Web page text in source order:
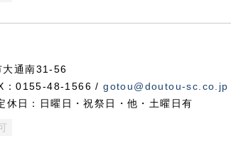
通南31-56
：0155-48-1566 /gotou@doutou-sc.co.jp
日：日曜日・祝祭日・他・土曜日有